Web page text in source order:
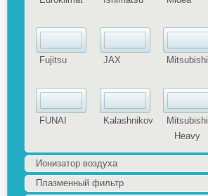
Fujitsu
FUNAI
JAX
Kalashnikov
Mitsubishi
Mitsubishi
Heavy
Ионизатор воздуха
Плазменный фильтр